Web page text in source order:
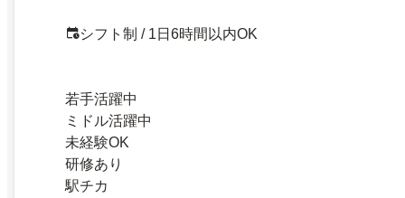
シフト制 / 1日6時間以内OK
若手活躍中
ミドル活躍中
未経験OK
研修あり
駅チカ